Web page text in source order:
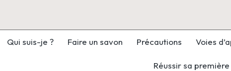
Qui suis-je ? Faire un savon Précautions Voies
Réussir sa